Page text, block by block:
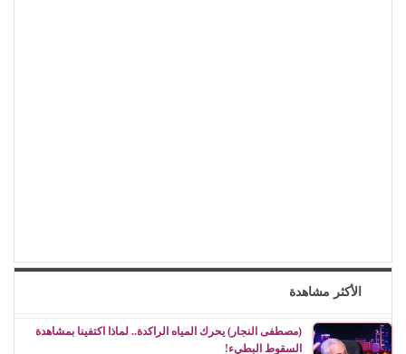
الأكثر مشاهدة
(مصطفى النجار) يحرك المياه الراكدة.. لماذا اكتفينا بمشاهدة
السقوط البطيء!